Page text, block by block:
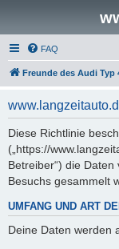
FAQ
Freunde des Audi Typ
Diese Richtlinie
(„https://
Betreiber“) die
Besuchs gesammelt
UMFANG UND ART
Deine Daten werden